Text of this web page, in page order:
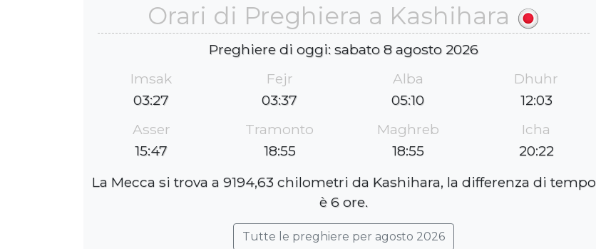
Orari di Preghiera a Kashihara
Preghiere di oggi: sabato 8 agosto 2026
Imsak
03:27
Fejr
03:37
Alba
05:10
Dhuhr
12:03
Asser
15:47
Tramonto
18:55
Maghreb
18:55
Icha
20:22
La Mecca si trova a 9194,63 chilometri da Kashihara, la differenza di tempo
è 6 ore.
Tutte le preghiere per agosto 2026